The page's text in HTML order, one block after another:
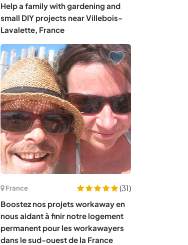
Help a family with gardening and
small DIY projects near Villebois-
Lavalette, France
France
(31)
Boostez nos projets workaway en
nous aidant à finir notre logement
permanent pour les workawayers
dans le sud-ouest de la France